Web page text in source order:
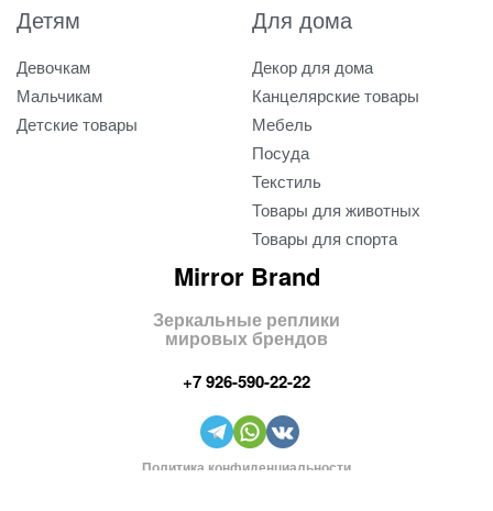
Детям
Девочкам
Мальчикам
Детские товары
Для дома
Декор для дома
Канцелярские товары
Мебель
Посуда
Текстиль
Товары для животных
Товары для спорта
Mirror Brand
Зеркальные реплики
мировых брендов
+7 926-590-22-22
Политика конфиденциальности